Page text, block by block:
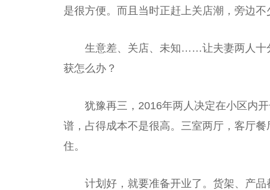
是很方便。而且当时正赶上关店潮，旁边
生意差、关店、未知……让夫妻两人十
获怎么办？
犹豫再三，2016年两人决定在小区内
谱，占得成本不是很高。三室两厅，客厅
住。
计划好，就要准备开业了。货架、产